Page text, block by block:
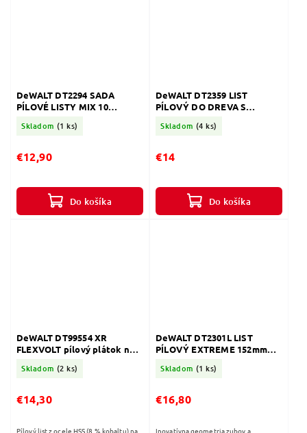
DeWALT DT2294 SADA
PÍLOVÉ LISTY MIX 10
Skladom (1 ks)
€12,90
Do košíka
DeWALT DT2359 LIST
PÍLOVÝ DO DREVA S
Skladom (4 ks)
€14
Do košíka
DeWALT DT99554 XR
FLEXVOLT pílový plátok na
4/6 TPI
Skladom (2 ks)
€14,30
Pílový list z ocele HSS (8 % kobaltu) na
DeWALT DT2301L LIST
PÍLOVÝ EXTREME 152mm
Skladom (1 ks)
€16,80
Inovatívna geometria zubov a